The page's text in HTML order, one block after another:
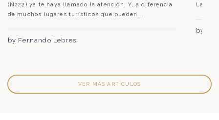
(N222) ya te haya llamado la atención. Y, a diferencia
de muchos lugares turísticos que pueden...
by Fernando Lebres
La
by
VER MÁS ARTÍCULOS